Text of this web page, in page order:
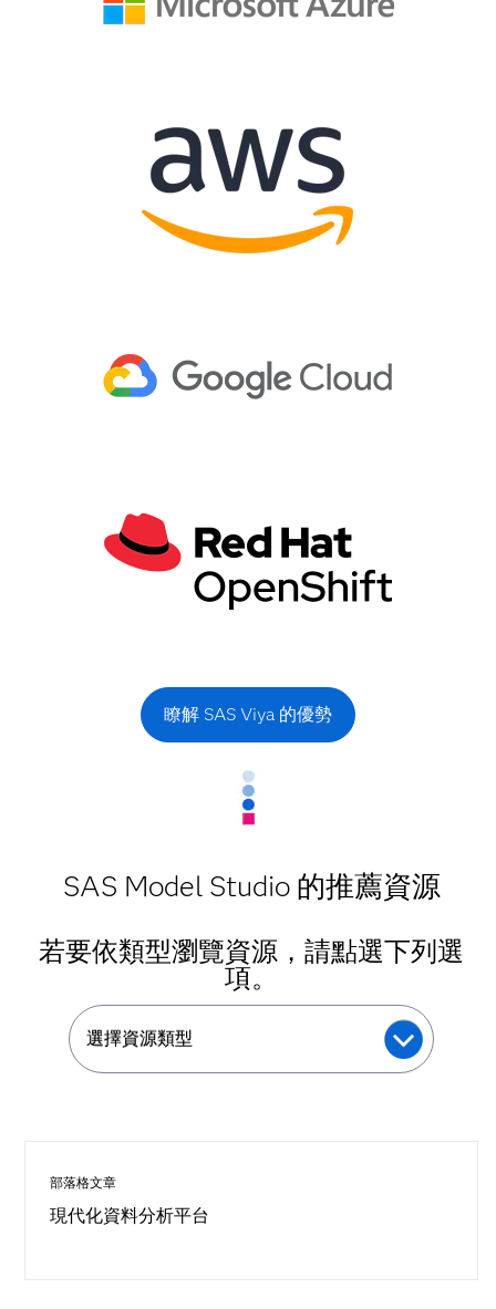
瞭解 SAS Viya 的優勢
SAS Model Studio 的推薦資源
若要依類型瀏覽資源，請點選下列選
項。
選擇資源類型
部落格文章
現代化資料分析平台